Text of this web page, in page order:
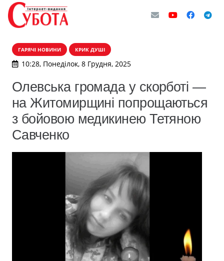
ГАРЯЧІ НОВИНИ КРИК ДУШІ
10:28, Понеділок, 8 Грудня, 2025
Олевська громада у скорботі —
на Житомирщині попрощаються
з бойовою медикинею Тетяною
Савченко